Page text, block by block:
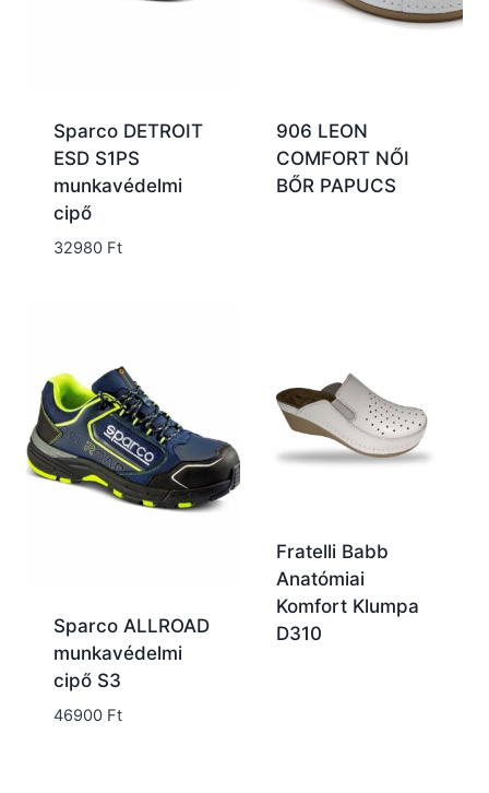
Sparco DETROIT
ESD S1PS
munkavédelmi
cipő
32980 Ft
906 LEON
COMFORT NŐI
BŐR PAPUCS
Sparco ALLROAD
munkavédelmi
cipő S3
46900 Ft
Fratelli Babb
Anatómiai
Komfort Klumpa
D310